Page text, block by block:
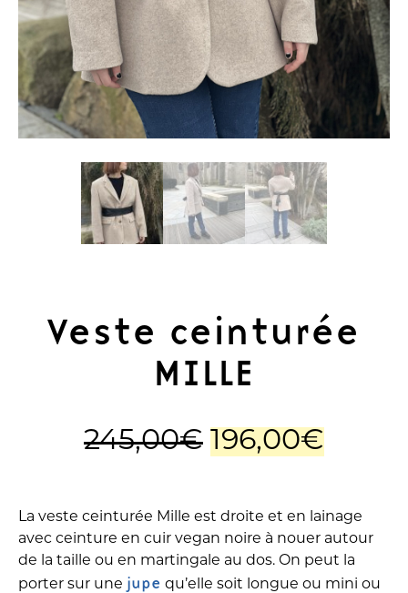
Veste ceinturée
MILLE
245,00€ Le
initial
était :
196,00€
est :
La veste ceinturée Mille est droite et en lainage
avec ceinture en cuir vegan noire à nouer autour
de la taille ou en martingale au dos. On peut la
porter sur une jupe qu’elle soit longue ou mini ou